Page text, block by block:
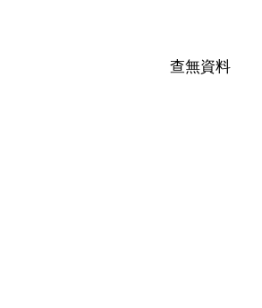
查無資料